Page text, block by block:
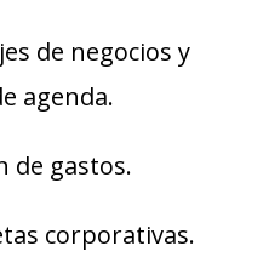
de negocios y
agenda.
de gastos.
corporativas.